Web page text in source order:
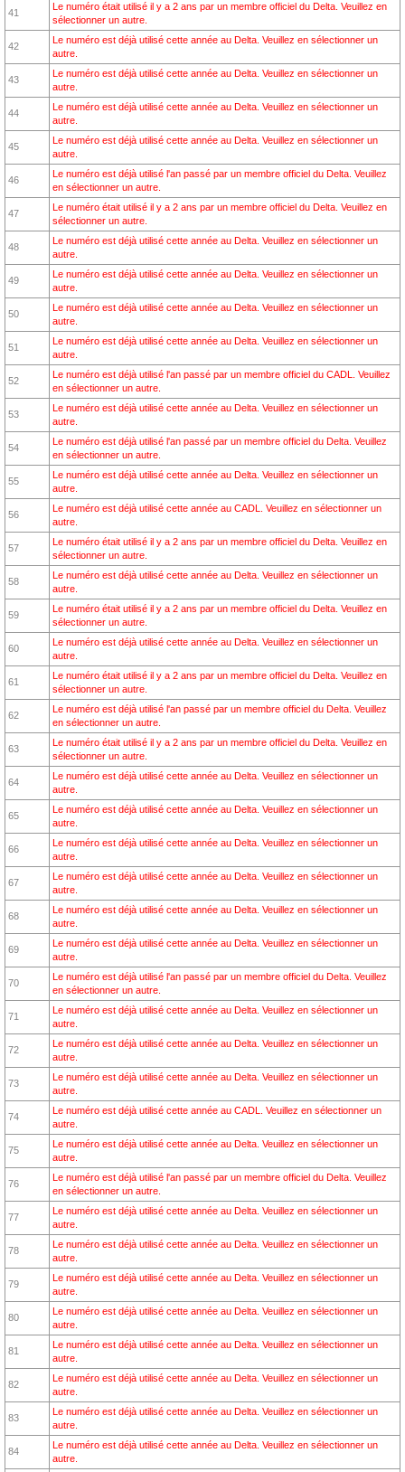
41
Le numéro était utilisé il y a 2 ans par un membre officiel du Delta. Veuillez en
sélectionner un autre.
42
Le numéro est déjà utilisé cette année au Delta. Veuillez en sélectionner un
autre.
43
Le numéro est déjà utilisé cette année au Delta. Veuillez en sélectionner un
autre.
44
Le numéro est déjà utilisé cette année au Delta. Veuillez en sélectionner un
autre.
45
Le numéro est déjà utilisé cette année au Delta. Veuillez en sélectionner un
autre.
46
Le numéro est déjà utilisé l'an passé par un membre officiel du Delta. Veuillez
en sélectionner un autre.
47
Le numéro était utilisé il y a 2 ans par un membre officiel du Delta. Veuillez en
sélectionner un autre.
48
Le numéro est déjà utilisé cette année au Delta. Veuillez en sélectionner un
autre.
49
Le numéro est déjà utilisé cette année au Delta. Veuillez en sélectionner un
autre.
50
Le numéro est déjà utilisé cette année au Delta. Veuillez en sélectionner un
autre.
51
Le numéro est déjà utilisé cette année au Delta. Veuillez en sélectionner un
autre.
52
Le numéro est déjà utilisé l'an passé par un membre officiel du CADL. Veuillez
en sélectionner un autre.
53
Le numéro est déjà utilisé cette année au Delta. Veuillez en sélectionner un
autre.
54
Le numéro est déjà utilisé l'an passé par un membre officiel du Delta. Veuillez
en sélectionner un autre.
55
Le numéro est déjà utilisé cette année au Delta. Veuillez en sélectionner un
autre.
56
Le numéro est déjà utilisé cette année au CADL. Veuillez en sélectionner un
autre.
57
Le numéro était utilisé il y a 2 ans par un membre officiel du Delta. Veuillez en
sélectionner un autre.
58
Le numéro est déjà utilisé cette année au Delta. Veuillez en sélectionner un
autre.
59
Le numéro était utilisé il y a 2 ans par un membre officiel du Delta. Veuillez en
sélectionner un autre.
60
Le numéro est déjà utilisé cette année au Delta. Veuillez en sélectionner un
autre.
61
Le numéro était utilisé il y a 2 ans par un membre officiel du Delta. Veuillez en
sélectionner un autre.
62
Le numéro est déjà utilisé l'an passé par un membre officiel du Delta. Veuillez
en sélectionner un autre.
63
Le numéro était utilisé il y a 2 ans par un membre officiel du Delta. Veuillez en
sélectionner un autre.
64
Le numéro est déjà utilisé cette année au Delta. Veuillez en sélectionner un
autre.
65
Le numéro est déjà utilisé cette année au Delta. Veuillez en sélectionner un
autre.
66
Le numéro est déjà utilisé cette année au Delta. Veuillez en sélectionner un
autre.
67
Le numéro est déjà utilisé cette année au Delta. Veuillez en sélectionner un
autre.
68
Le numéro est déjà utilisé cette année au Delta. Veuillez en sélectionner un
autre.
69
Le numéro est déjà utilisé cette année au Delta. Veuillez en sélectionner un
autre.
70
Le numéro est déjà utilisé l'an passé par un membre officiel du Delta. Veuillez
en sélectionner un autre.
71
Le numéro est déjà utilisé cette année au Delta. Veuillez en sélectionner un
autre.
72
Le numéro est déjà utilisé cette année au Delta. Veuillez en sélectionner un
autre.
73
Le numéro est déjà utilisé cette année au Delta. Veuillez en sélectionner un
autre.
74
Le numéro est déjà utilisé cette année au CADL. Veuillez en sélectionner un
autre.
75
Le numéro est déjà utilisé cette année au Delta. Veuillez en sélectionner un
autre.
76
Le numéro est déjà utilisé l'an passé par un membre officiel du Delta. Veuillez
en sélectionner un autre.
77
Le numéro est déjà utilisé cette année au Delta. Veuillez en sélectionner un
autre.
78
Le numéro est déjà utilisé cette année au Delta. Veuillez en sélectionner un
autre.
79
Le numéro est déjà utilisé cette année au Delta. Veuillez en sélectionner un
autre.
80
Le numéro est déjà utilisé cette année au Delta. Veuillez en sélectionner un
autre.
81
Le numéro est déjà utilisé cette année au Delta. Veuillez en sélectionner un
autre.
82
Le numéro est déjà utilisé cette année au Delta. Veuillez en sélectionner un
autre.
83
Le numéro est déjà utilisé cette année au Delta. Veuillez en sélectionner un
autre.
84
Le numéro est déjà utilisé cette année au Delta. Veuillez en sélectionner un
autre.